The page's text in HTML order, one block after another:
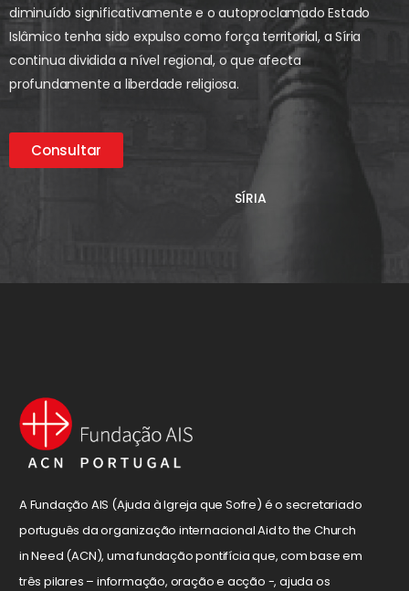
diminuído significativamente e o autoproclamado Estado
Islâmico tenha sido expulso como força territorial, a Síria
continua dividida a nível regional, o que afecta
profundamente a liberdade religiosa.
Consultar
SÍRIA
A Fundação AIS (Ajuda à Igreja que Sofre) é o secretariado
português da organização internacional Aid to the Church
in Need (ACN), uma fundação pontifícia que, com base em
três pilares – informação, oração e acção -, ajuda os